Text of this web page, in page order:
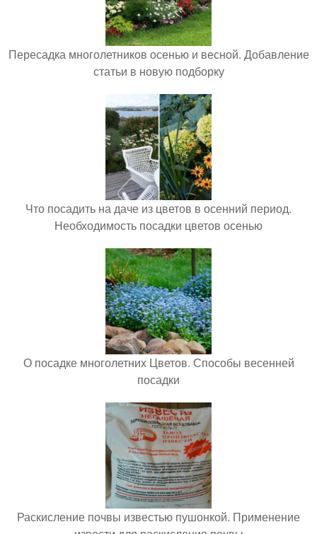
Пересадка многолетников осенью и весной. Добавление
статьи в новую подборку
Что посадить на даче из цветов в осенний период.
Необходимость посадки цветов осенью
О посадке многолетних Цветов. Способы весенней
посадки
Раскисление почвы известью пушонкой. Применение